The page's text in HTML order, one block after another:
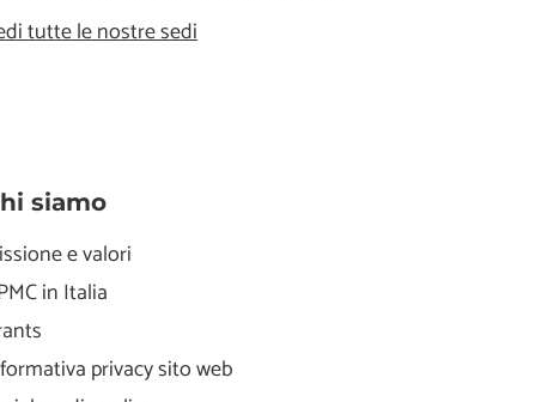
tutte le nostre sedi
siamo
e valori
in Italia
privacy sito web